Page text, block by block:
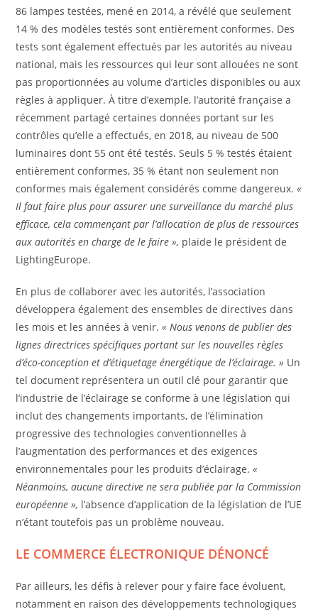
86 lampes testées, mené en 2014, a révélé que seulement
14 % des modèles testés sont entièrement conformes. Des
tests sont également effectués par les autorités au niveau
national, mais les ressources qui leur sont allouées ne sont
pas proportionnées au volume d’articles disponibles ou aux
règles à appliquer. À titre d’exemple, l’autorité française a
récemment partagé certaines données portant sur les
contrôles qu’elle a effectués, en 2018, au niveau de 500
luminaires dont 55 ont été testés. Seuls 5 % testés étaient
entièrement conformes, 35 % étant non seulement non
conformes mais également considérés comme dangereux.«
Il faut faire plus pour assurer une surveillance du marché plus
efficace, cela commençant par l’allocation de plus de ressources
aux autorités en charge de le faire », plaide le président de
LightingEurope.
En plus de collaborer avec les autorités, l’association
développera également des ensembles de directives dans
les mois et les années à venir.« Nous venons de publier des
lignes directrices spécifiques portant sur les nouvelles règles
d’éco-conception et d’étiquetage énergétique de l’éclairage. » Un
tel document représentera un outil clé pour garantir que
l’industrie de l’éclairage se conforme à une législation qui
inclut des changements importants, de l’élimination
progressive des technologies conventionnelles à
l’augmentation des performances et des exigences
environnementales pour les produits d’éclairage.«
Néanmoins, aucune directive ne sera publiée par la Commission
européenne », l’absence d’application de la législation de l’UE
n’étant toutefois pas un problème nouveau.
LE COMMERCE ÉLECTRONIQUE DÉNONCÉ
Par ailleurs, les défis à relever pour y faire face évoluent,
notamment en raison des développements technologiques